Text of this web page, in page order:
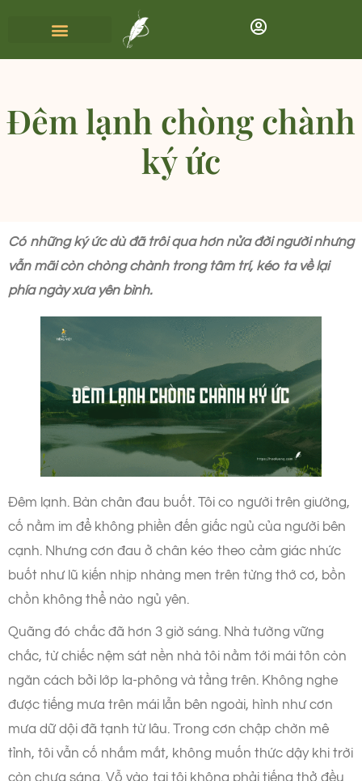
Đêm lạnh chòng chành
ký ức
Có những ký ức dù đã trôi qua hơn nửa đời người nhưng
vẫn mãi còn chòng chành trong tâm trí, kéo ta về lại
phía ngày xưa yên bình.
Đêm lạnh. Bàn chân đau buốt. Tôi co người trên giường,
cố nằm im để không phiền đến giấc ngủ của người bên
cạnh. Nhưng cơn đau ở chân kéo theo cảm giác nhức
buốt như lũ kiến nhịp nhàng men trên từng thớ cơ, bồn
chồn không thể nào ngủ yên.
Quãng đó chắc đã hơn 3 giờ sáng. Nhà tường vững
chắc, từ chiếc nệm sát nền nhà tôi nằm tới mái tôn còn
ngăn cách bởi lớp la-phông và tầng trên. Không nghe
được tiếng mưa trên mái lẫn bên ngoài, hình như cơn
mưa dữ dội đã tạnh từ lâu. Trong cơn chập chờn mê
tỉnh, tôi vẫn cố nhắm mắt, không muốn thức dậy khi trời
còn chưa sáng. Vỗ vào tai tôi không phải tiếng thở đều